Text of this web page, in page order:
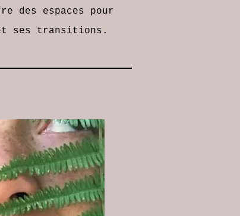
des espaces pour
ses transitions.